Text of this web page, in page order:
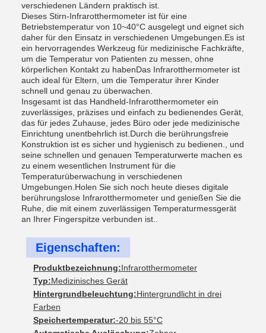
verschiedenen Ländern praktisch ist.
Dieses Stirn-Infrarotthermometer ist für eine
Betriebstemperatur von 10~40°C ausgelegt und eignet sich
daher für den Einsatz in verschiedenen Umgebungen.Es ist
ein hervorragendes Werkzeug für medizinische Fachkräfte,
um die Temperatur von Patienten zu messen, ohne
körperlichen Kontakt zu habenDas Infrarotthermometer ist
auch ideal für Eltern, um die Temperatur ihrer Kinder
schnell und genau zu überwachen.
Insgesamt ist das Handheld-Infrarotthermometer ein
zuverlässiges, präzises und einfach zu bedienendes Gerät,
das für jedes Zuhause, jedes Büro oder jede medizinische
Einrichtung unentbehrlich ist.Durch die berührungsfreie
Konstruktion ist es sicher und hygienisch zu bedienen., und
seine schnellen und genauen Temperaturwerte machen es
zu einem wesentlichen Instrument für die
Temperaturüberwachung in verschiedenen
Umgebungen.Holen Sie sich noch heute dieses digitale
berührungslose Infrarotthermometer und genießen Sie die
Ruhe, die mit einem zuverlässigen Temperaturmessgerät
an Ihrer Fingerspitze verbunden ist..
Eigenschaften:
Produktbezeichnung:Infrarotthermometer
Typ:Medizinisches Gerät
Hintergrundbeleuchtung:Hintergrundlicht in drei
Farben
Speichertemperatur:-20 bis 55°C